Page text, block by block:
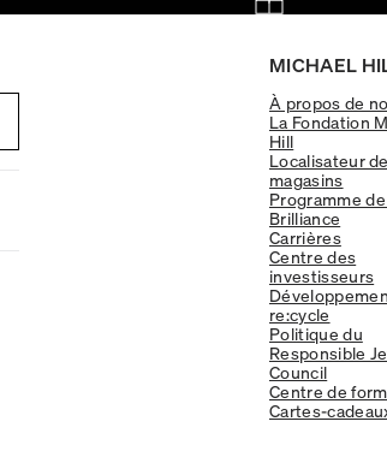
MICHAEL
À propos de
La Fondation
Hill
Localisateur de
magasins
Programme
Brilliance
Carrières
Centre des
investisseurs
re:cycle
Politique du
Responsible
Council
Centre de
Cartes-